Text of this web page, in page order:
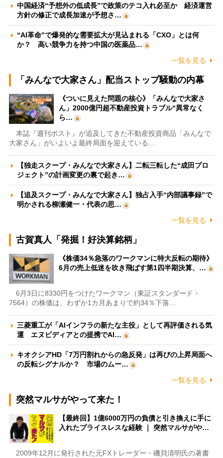
中国経済“予想外の低成長”で政策のテコ入れ必至か 経済運営
方針の修正で成長加速が予想さ…
“AI革命”で爆発的な需要拡大が見込まれる「CXO」とは何
か？ 高い競争力を持つ中国の医薬品…
一覧を見る
「みんなで大家さん」配当ストップ騒動の内幕
《ついに見えた問題の核心》「みんなで大家さ
ん」2000億円超不動産投資トラブル“異常なく
ら…
本誌『週刊ポスト』が追及してきた不動産投資商品「みんなで
大家さん」がいよいよ最終局面を迎えている…
【独走スクープ・みんなで大家さん】二転三転した“成田プロ
ジェクト”の計画変更の裏で起き…
【追及スクープ・みんなで大家さん】独占入手“内部議事録”で
明かされる柳瀬健一・代表の思…
一覧を見る
古賀真人「発掘！好決算銘柄」
《株価34％急落のワークマンに特大反転の期待》
6月の売上低迷を吹き飛ばす第1四半期決算、…
6月3日に8330円をつけたワークマン（東証スタンダード・
7564）の株価は、わずか1カ月あまりで約34％下落…
三菱重工が「AIインフラの新たな主役」として再評価される気
運 エヌビディアとの提携でAI…
キオクシアHD「7万円割れからの急反発」は再びの上昇局面へ
の反転シグナルか？ 市場のムー…
一覧を見る
突然マルサがやって来た！
【最終回】1億6000万円の負債と引き換えに手に
入れたプライスレスな経験 ｜ 突然マルサがや…
2009年12月に発行された元FXトレーダー・磯貝清明氏の著書